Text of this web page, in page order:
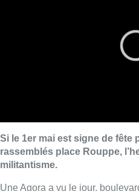
Bruxellois à débattre, sur la
C’est
pour chercher un emploi. Ils
membre des Jeunes FGTB
de la FGTB Bruxelles, Estelle
quel point les jeunes sont bien
contrats de travail à durée
également sur les